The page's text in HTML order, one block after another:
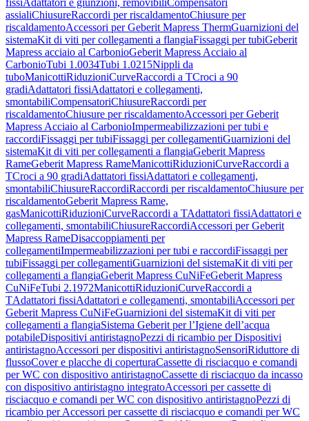
fissiAdattatori e giunzioni, removibiliCompensatori
assialiChiusureRaccordi per riscaldamentoChiusure per
riscaldamentoAccessori per Geberit Mapress ThermGuarnizioni del
sistemaKit di viti per collegamenti a flangiaFissaggi per tubiGeberit
Mapress acciaio al CarbonioGeberit Mapress Acciaio al
CarbonioTubi 1.0034Tubi 1.0215Nippli da
tuboManicottiRiduzioniCurveRaccordi a TCroci a 90
gradiAdattatori fissiAdattatori e collegamenti,
smontabiliCompensatoriChiusureRaccordi per
riscaldamentoChiusure per riscaldamentoAccessori per Geberit
Mapress Acciaio al CarbonioImpermeabilizzazioni per tubi e
raccordiFissaggi per tubiFissaggi per collegamentiGuarnizioni del
sistemaKit di viti per collegamenti a flangiaGeberit Mapress
RameGeberit Mapress RameManicottiRiduzioniCurveRaccordi a
TCroci a 90 gradiAdattatori fissiAdattatori e collegamenti,
smontabiliChiusureRaccordiRaccordi per riscaldamentoChiusure per
riscaldamentoGeberit Mapress Rame,
gasManicottiRiduzioniCurveRaccordi a TAdattatori fissiAdattatori e
collegamenti, smontabiliChiusureRaccordiAccessori per Geberit
Mapress RameDisaccoppiamenti per
collegamentiImpermeabilizzazioni per tubi e raccordiFissaggi per
tubiFissaggi per collegamentiGuarnizioni del sistemaKit di viti per
collegamenti a flangiaGeberit Mapress CuNiFeGeberit Mapress
CuNiFeTubi 2.1972ManicottiRiduzioniCurveRaccordi a
TAdattatori fissiAdattatori e collegamenti, smontabiliAccessori per
Geberit Mapress CuNiFeGuarnizioni del sistemaKit di viti per
collegamenti a flangiaSistema Geberit per l’Igiene dell’acqua
potabileDispositivi antiristagnoPezzi di ricambio per Dispositivi
antiristagnoAccessori per dispositivi antiristagnoSensoriRiduttore di
flussoCover e placche di coperturaCassette di risciacquo e comandi
per WC con dispositivo antiristagnoCassette di risciacquo da incasso
con dispositivo antiristagno integratoAccessori per cassette di
risciacquo e comandi per WC con dispositivo antiristagnoPezzi di
ricambio per Accessori per cassette di risciacquo e comandi per WC